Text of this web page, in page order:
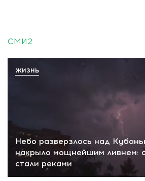
СМИ2
Небо разверзлось над
накрыло мощнейшим ливнем:
стали реками
ЖИЗНЬ